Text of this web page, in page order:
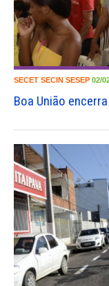
SECET SECIN SESEP 02/
Boa União